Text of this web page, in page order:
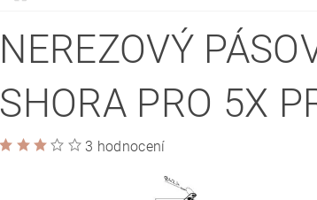
NEREZOVÝ
SHORA PRO 5X
3 hodnocení